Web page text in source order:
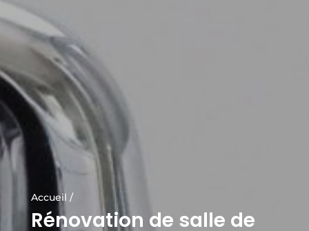
Accueil
Rénovation de salle de